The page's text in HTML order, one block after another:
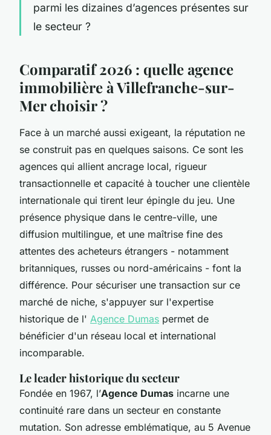
parmi les dizaines d’agences présentes sur
le secteur ?
Comparatif 2026 : quelle agence
immobilière à Villefranche-sur-
Mer choisir ?
Face à un marché aussi exigeant, la réputation ne
se construit pas en quelques saisons. Ce sont les
agences qui allient ancrage local, rigueur
transactionnelle et capacité à toucher une clientèle
internationale qui tirent leur épingle du jeu. Une
présence physique dans le centre-ville, une
diffusion multilingue, et une maîtrise fine des
attentes des acheteurs étrangers - notamment
britanniques, russes ou nord-américains - font la
différence. Pour sécuriser une transaction sur ce
marché de niche, s'appuyer sur l'expertise
historique de l' Agence Dumas permet de
bénéficier d'un réseau local et international
incomparable.
Le leader historique du secteur
Fondée en 1967, l’Agence Dumas incarne une
continuité rare dans un secteur en constante
mutation. Son adresse emblématique, au 5 Avenue